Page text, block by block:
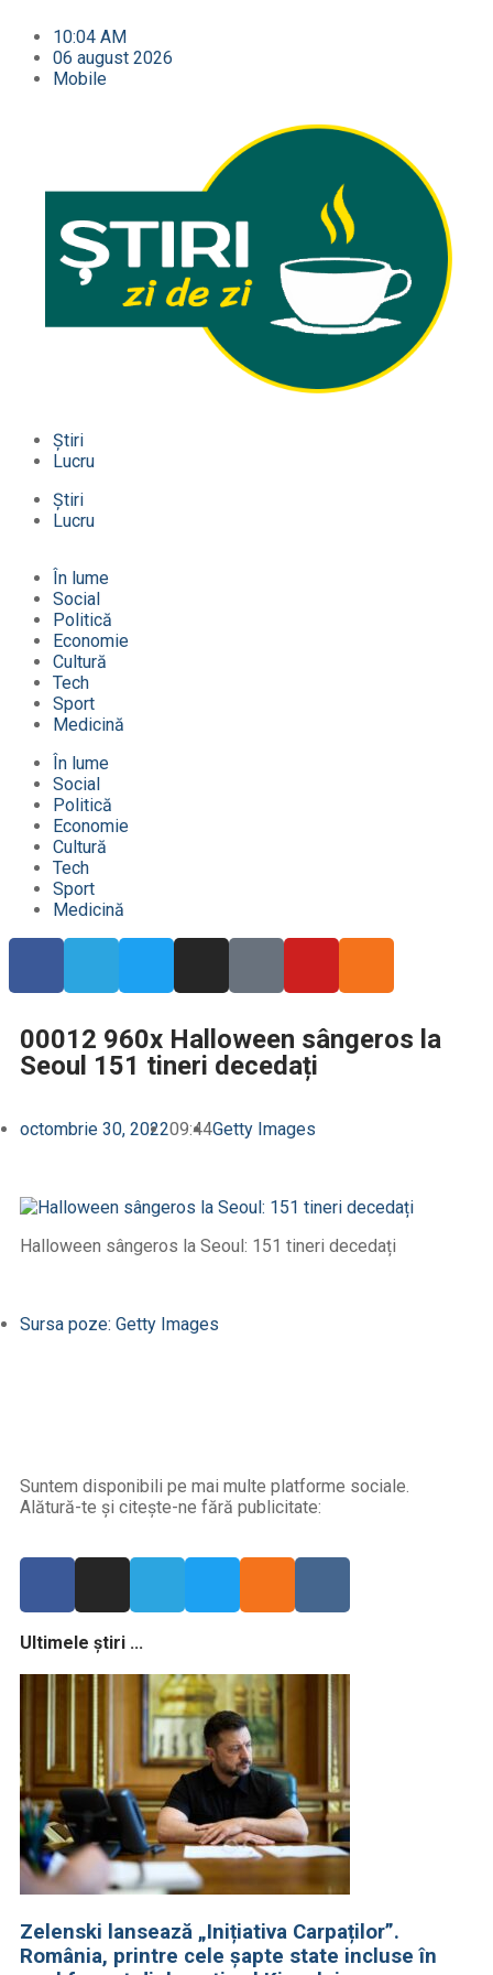
10:04 AM
06 august 2026
Mobile
Știri
Lucru
Știri
Lucru
În lume
Social
Politică
Economie
Cultură
Tech
Sport
Medicină
În lume
Social
Politică
Economie
Cultură
Tech
Sport
Medicină
00012 960x Halloween sângeros la
Seoul 151 tineri decedați
octombrie 30, 202209:44Getty Images
Halloween sângeros la Seoul: 151 tineri decedați
Sursa poze: Getty Images
Suntem disponibili pe mai multe platforme sociale.
Alătură-te și citește-ne fără publicitate:
Ultimele știri ...
Zelenski lansează „Inițiativa Carpaților”.
România, printre cele șapte state incluse în